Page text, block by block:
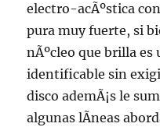
electro-acÃºstica
pura muy fuerte, si
nÃºcleo que brilla es
identificable sin
disco ademÃ¡s le
algunas lÃ­neas